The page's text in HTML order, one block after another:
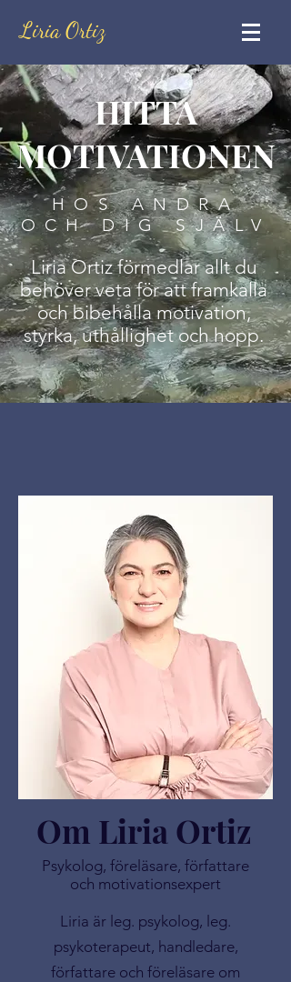
Liria Ortiz
HITTA
MOTIVATIONEN
HOS ANDRA
OCH DIG SJÄLV
Liria Ortiz förmedlar allt du
behöver veta för att framkalla
och bibehålla motivation,
styrka, uthållighet och hopp.
Psykolog, föreläsare, författare
och motivationsexpert
Liria är leg. psykolog, leg.
psykoterapeut, handledare,
författare och föreläsare om
Om Liria Ortiz